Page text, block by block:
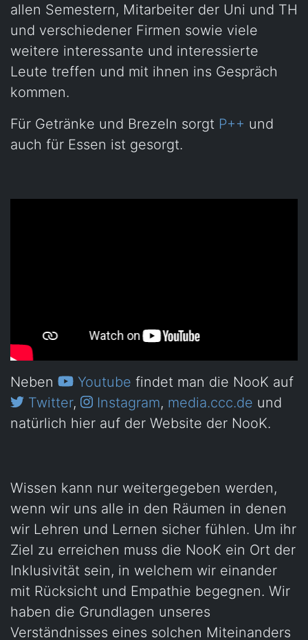
allen Semestern, Mitarbeiter der Uni und TH
und verschiedener Firmen sowie viele
weitere interessante und interessierte
Leute treffen und mit ihnen ins Gespräch
kommen.
Für Getränke und Brezeln sorgt P++ und
auch für Essen ist gesorgt.
Neben Youtube findet man die NooK auf
Twitter, Instagram, media.ccc.de und
natürlich hier auf der Website der NooK.
Wissen kann nur weitergegeben werden,
wenn wir uns alle in den Räumen in denen
wir Lehren und Lernen sicher fühlen. Um ihr
Ziel zu erreichen muss die NooK ein Ort der
Inklusivität sein, in welchem wir einander
mit Rücksicht und Empathie begegnen. Wir
haben die Grundlagen unseres
Verständnisses eines solchen Miteinanders